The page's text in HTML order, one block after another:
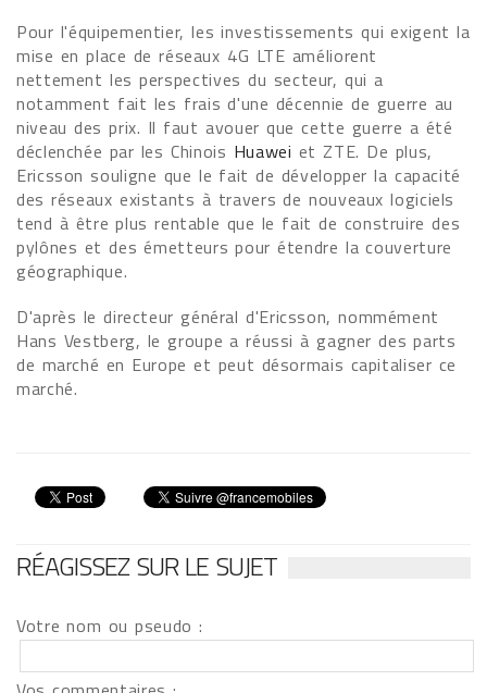
Pour l'équipementier, les investissements qui exigent la
mise en place de réseaux 4G LTE améliorent
nettement les perspectives du secteur, qui a
notamment fait les frais d'une décennie de guerre au
niveau des prix. Il faut avouer que cette guerre a été
déclenchée par les Chinois Huawei et ZTE. De plus,
Ericsson souligne que le fait de développer la capacité
des réseaux existants à travers de nouveaux logiciels
tend à être plus rentable que le fait de construire des
pylônes et des émetteurs pour étendre la couverture
géographique.
D'après le directeur général d'Ericsson, nommément
Hans Vestberg, le groupe a réussi à gagner des parts
de marché en Europe et peut désormais capitaliser ce
marché.
RÉAGISSEZ SUR LE SUJET
Votre nom ou pseudo :